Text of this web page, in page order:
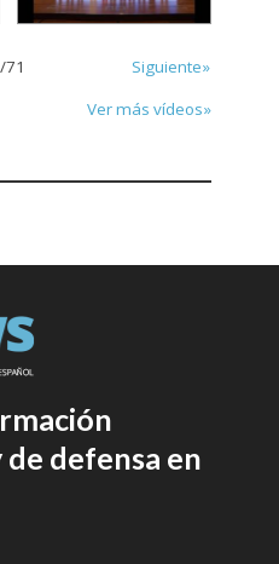
/71
Siguiente»
Ver más vídeos»
defensa en